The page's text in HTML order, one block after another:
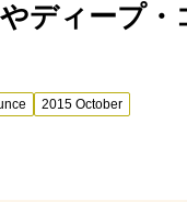
ディープ
2015 October